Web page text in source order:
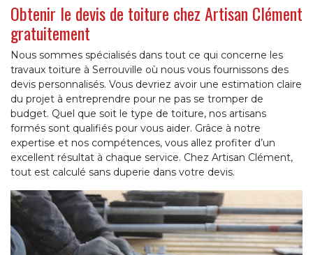
Obtenir le devis de toiture chez Artisan Clément
gratuitement
Nous sommes spécialisés dans tout ce qui concerne les
travaux toiture à Serrouville où nous vous fournissons des
devis personnalisés. Vous devriez avoir une estimation claire
du projet à entreprendre pour ne pas se tromper de
budget. Quel que soit le type de toiture, nos artisans
formés sont qualifiés pour vous aider. Grâce à notre
expertise et nos compétences, vous allez profiter d’un
excellent résultat à chaque service. Chez Artisan Clément,
tout est calculé sans duperie dans votre devis.